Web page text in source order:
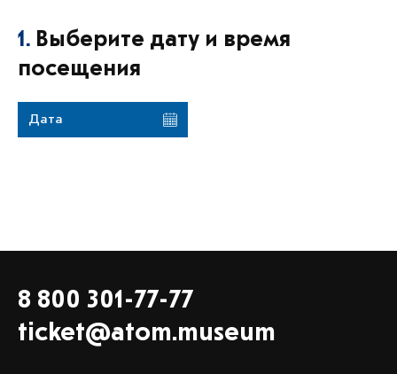
1. Выберите дату и время
посещения
Дата
8 800 301-77-77
ticket@atom.museum